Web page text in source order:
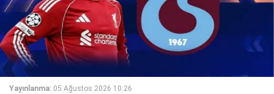
Yayınlanma: 05 Ağustos 2026 10:26